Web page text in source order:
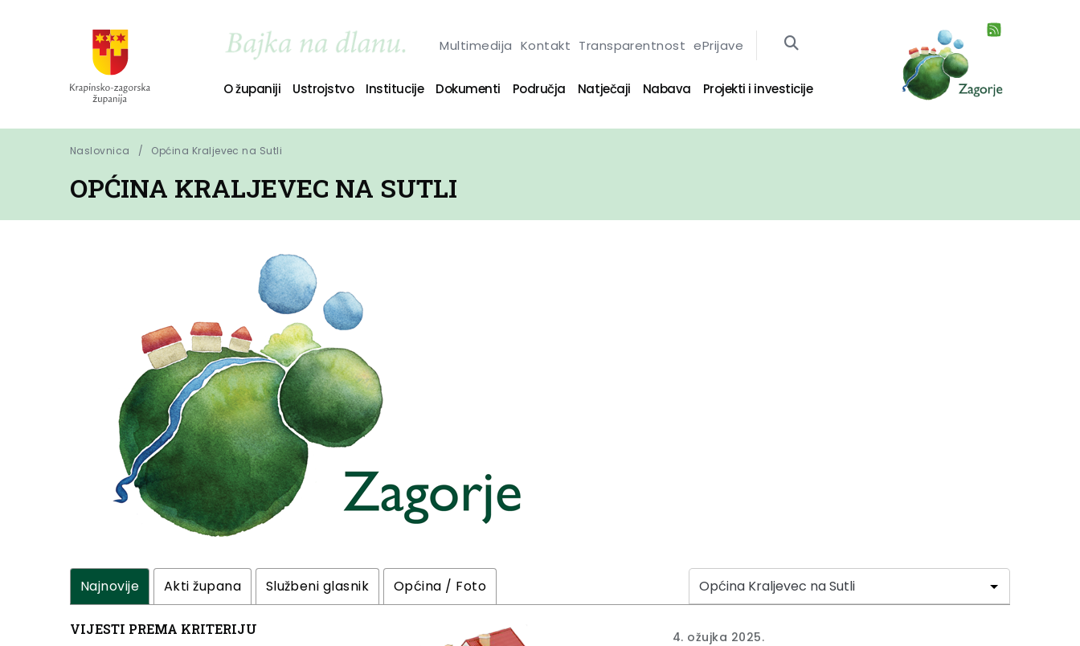
Multimedija Kontakt Transparentnost ePrijave
O županiji Ustrojstvo Institucije Dokumenti Područja Natječaji Nabava Projekti i investicije
Naslovnica Općina Kraljevec na Sutli
OPĆINA KRALJEVEC NA SUTLI
Najnovije Akti župana Službeni glasnik Općina / Foto
VIJESTI PREMA KRITERIJU 4. ožujka 2025.